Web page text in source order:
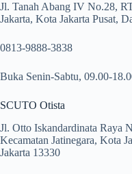
Jl. Tanah Abang IV No.28,
Jakarta, Kota Jakarta Pusat,
0813-9888-3838
Buka Senin-Sabtu, 09.00-
SCUTO Otista
Jl. Otto Iskandardinata Raya
Kecamatan Jatinegara, Kota
Jakarta 13330